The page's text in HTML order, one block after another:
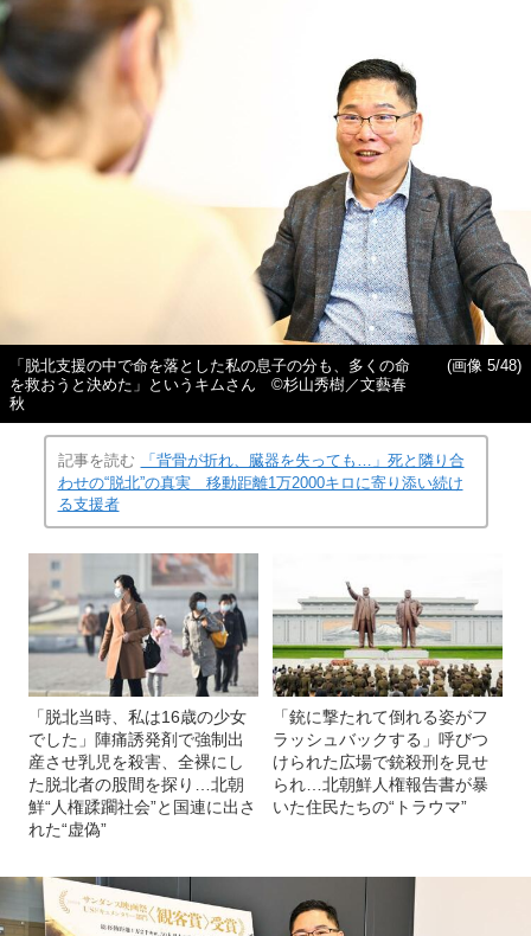
「脱北支援の中で命を落とした私の息子の分も、多くの命
を救おうと決めた」というキムさん ©️杉山秀樹／文藝春
秋
(画像 5/48)
記事を読む
「背骨が折れ、臓器を失っても…」死と隣り合
わせの“脱北”の真実 移動距離1万2000キロに寄り添い続け
る支援者
「脱北当時、私は16歳の少女
でした」陣痛誘発剤で強制出
産させ乳児を殺害、全裸にし
た脱北者の股間を探り…北朝
鮮“人権蹂躙社会”と国連に出さ
れた“虚偽”
「銃に撃たれて倒れる姿がフ
ラッシュバックする」呼びつ
けられた広場で銃殺刑を見せ
られ…北朝鮮人権報告書が暴
いた住民たちの“トラウマ”